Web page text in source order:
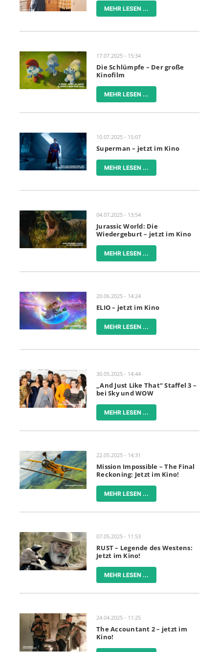
MEHR LESEN ...
17.07.2025 - 15:34
Die Schlümpfe – Der große
Kinofilm
MEHR LESEN ...
10.07.2025 - 15:07
Superman – jetzt im Kino
MEHR LESEN ...
04.07.2025 - 13:54
Jurassic World: Die
Wiedergeburt – jetzt im Kino
MEHR LESEN ...
20.06.2025 - 14:24
ELIO – jetzt im Kino
MEHR LESEN ...
30.05.2025 - 14:44
„And Just Like That“ Staffel 3 –
bei Sky und WOW
MEHR LESEN ...
22.05.2025 - 14:31
Mission Impossible – The Final
Reckoning: Jetzt im Kino!
MEHR LESEN ...
07.05.2025 - 11:53
RUST – Legende des Westens:
Jetzt im Kino!
MEHR LESEN ...
24.04.2025 - 11:25
The Accountant 2 – jetzt im
Kino!